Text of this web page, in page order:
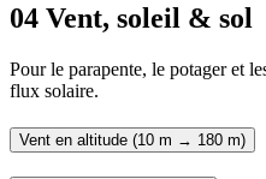
04 Vent, soleil & sol
Pour le parapente, le potager et
flux solaire.
Vent en altitude (10 m → 180 m)